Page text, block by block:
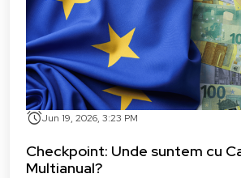
alarmJun 19, 2026, 3:23 PM
Checkpoint: Unde suntem cu
Multianual?